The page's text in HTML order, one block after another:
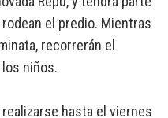
el predio. Mientras
recorrerán el
niños.
hasta el viernes